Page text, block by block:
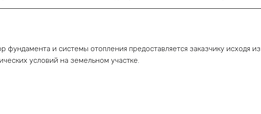
фундамента и системы отопления предоставляется заказчику исходя
условий на земельном участке.